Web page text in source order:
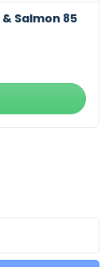
Brit Care